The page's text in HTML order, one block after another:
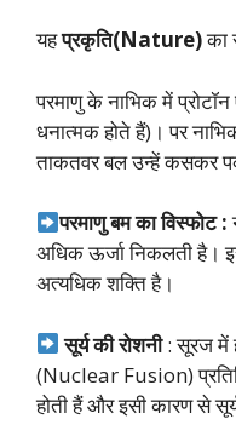
यहप्रकृति(Nature)का
परमाणु के नाभिक में
धनात्मक होते हैं)। पर
ताकतवर बल उन्हें कसकर
परमाणु बम का विस्फोट :
अधिक ऊर्जा निकलती है।
अत्यधिक शक्ति है।
सूर्य की रोशनी: सूरज में
(Nuclear Fusion)
होती हैं और इसी कारण से